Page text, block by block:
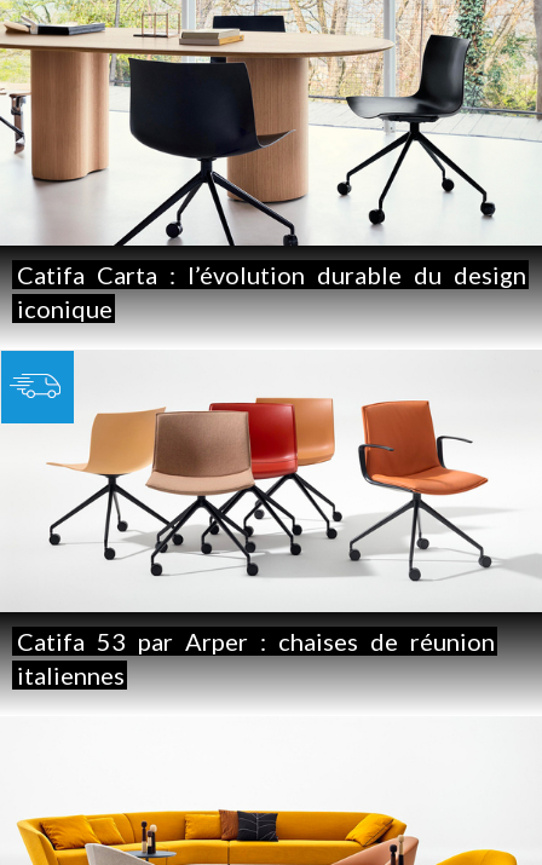
Catifa Carta : l’évolution durable du design
iconique
Catifa 53 par Arper : chaises de réunion
italiennes